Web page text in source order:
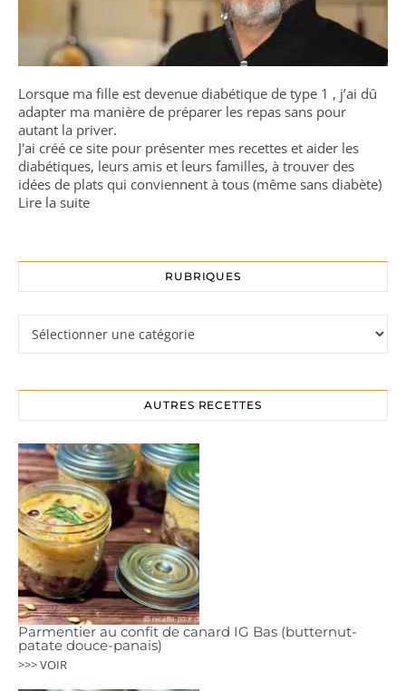
Lorsque ma fille est devenue diabétique de type 1 , j’ai dû
adapter ma manière de préparer les repas sans pour
autant la priver.
J'ai créé ce site pour présenter mes recettes et aider les
diabétiques, leurs amis et leurs familles, à trouver des
idées de plats qui conviennent à tous (même sans diabète)
Lire la suite
RUBRIQUES
AUTRES RECETTES
Parmentier au confit de canard IG Bas (butternut-
patate douce-panais)
>>> VOIR